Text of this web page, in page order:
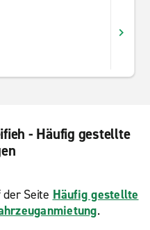
- Häufig gestellte
Seite Häufig gestellte
.